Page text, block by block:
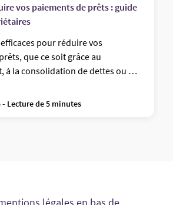
vos paiements de prêts : guide
pour réduire vos
que ce soit grâce au
à la consolidation de dettes ou à
- Lecture de 5 minutes
légales en bas de